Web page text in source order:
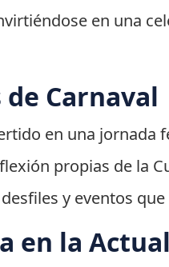
en una
Carnaval
en una jornada
propias de la
y eventos
en la